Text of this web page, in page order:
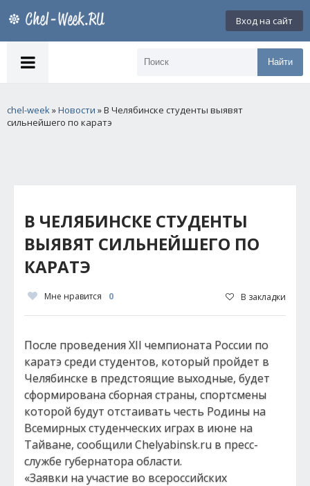
Вход на сайт
Найти
chel-week»Новости » В Челябинске студенты выявят
сильнейшего по каратэ
В ЧЕЛЯБИНСКЕ СТУДЕНТЫ
ВЫЯВЯТ СИЛЬНЕЙШЕГО ПО
КАРАТЭ
Мне нравится 0 В закладки
После проведения XII чемпионата России по
каратэ среди студентов, который пройдет в
Челябинске в предстоящие выходные, будет
сформирована сборная страны, спортсмены
которой будут отстаивать честь Родины на
Всемирных студенческих играх в июне на
Тайване, сообщили Chelyabinsk.ru в пресс-
службе губернатора области.
«Заявки на участие во всероссийских